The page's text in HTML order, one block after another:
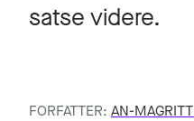
satse videre.
FORFATTER: AN-